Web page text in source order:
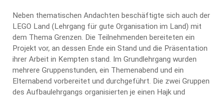
Neben thematischen Andachten beschäftigte sich auch der
LEGO Land (Lehrgang für gute Organisation im Land) mit
dem Thema Grenzen. Die Teilnehmenden bereiteten ein
Projekt vor, an dessen Ende ein Stand und die Präsentation
ihrer Arbeit in Kempten stand. Im Grundlehrgang wurden
mehrere Gruppenstunden, ein Themenabend und ein
Elternabend vorbereitet und durchgeführt. Die zwei Gruppen
des Aufbaulehrgangs organisierten je einen Hajk und